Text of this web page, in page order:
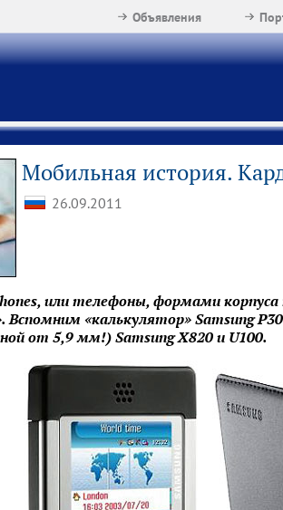
Объявления
Мобильная история.
26.09.2011
или телефоны, формами
Вспомним «калькулятор» Samsung
от 5,9 мм!) Samsung X820 и U100.